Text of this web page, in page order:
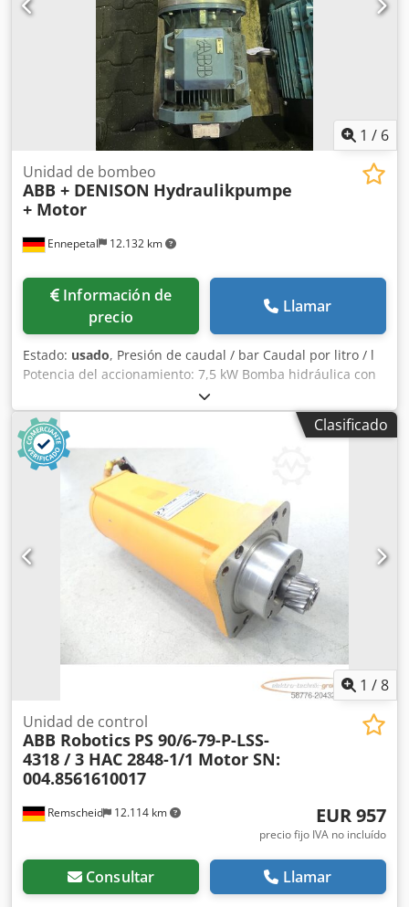
1 / 6
Ennepetal 12.132 km
Unidad de bombeo
ABB + DENISON Hydraulikpumpe
+ Motor
Información de
precio
Llamar
Estado: usado, Presión de caudal / bar Caudal por litro / l
Potencia del accionamiento: 7,5 kW Bomba hidráulica con
motor Datos técnicos (motor) Fabricante: ABB Motors Tipo:
M2AA 132 M Código de producto: 3G AA 132 002-HSA
r/min: 1450 Potencia: 7,5 kW Datos técnicos (bomba
hidráulica) Fabricante: DENISON HYDRAULICS Djdpfxjzcq I
Ae Aipjwa Tipo: T6DC 042 005 1R07 B1 Código: Peso total:
Clasificado
1 /8
Remscheid 12.114 km
Unidad de control
ABB Robotics PS 90/6-79-P-LSS-
4318 / 3 HAC 2848-1/1 Motor SN:
004.8561610017
EUR 957
precio fijo IVA no incluído
Consultar Llamar